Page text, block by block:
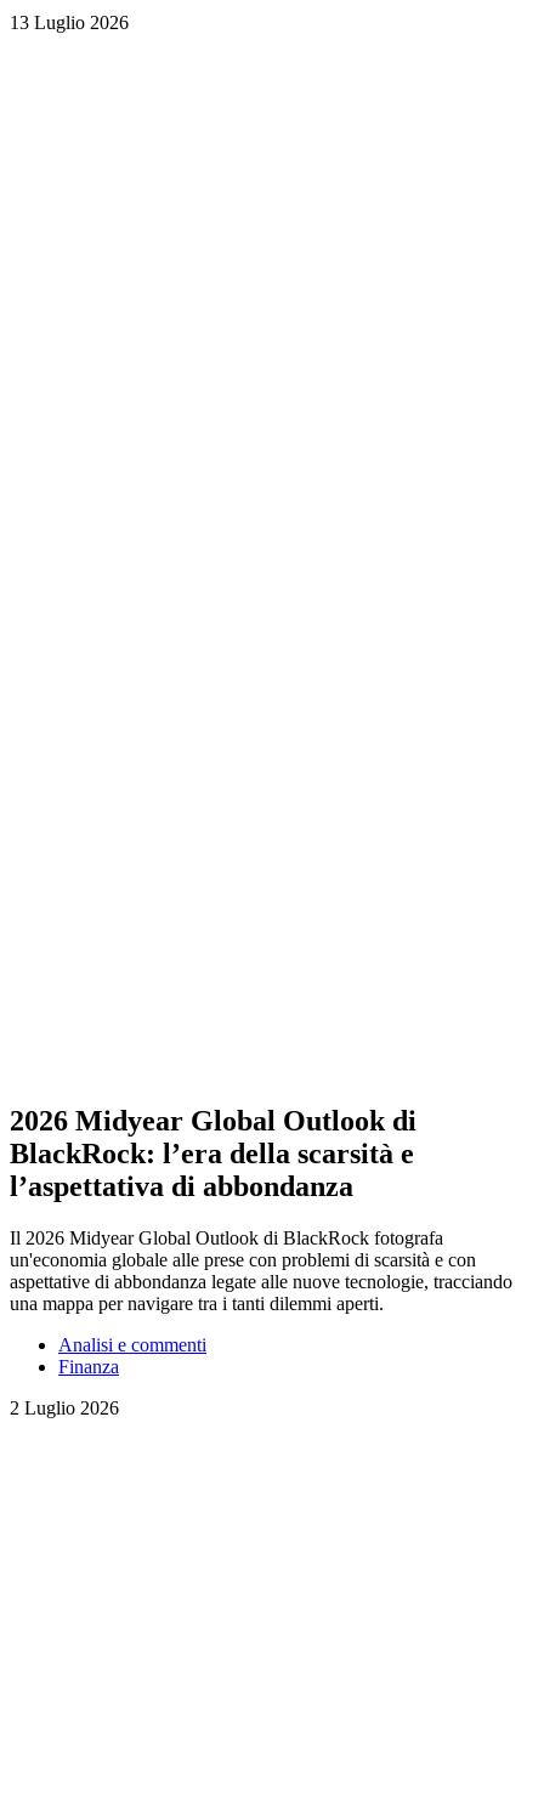
13 Luglio 2026
2026 Midyear Global Outlook di
BlackRock: l’era della scarsità e
l’aspettativa di abbondanza
Il 2026 Midyear Global Outlook di BlackRock fotografa
un'economia globale alle prese con problemi di scarsità e con
aspettative di abbondanza legate alle nuove tecnologie, tracciando
una mappa per navigare tra i tanti dilemmi aperti.
Analisi e commenti
Finanza
2 Luglio 2026